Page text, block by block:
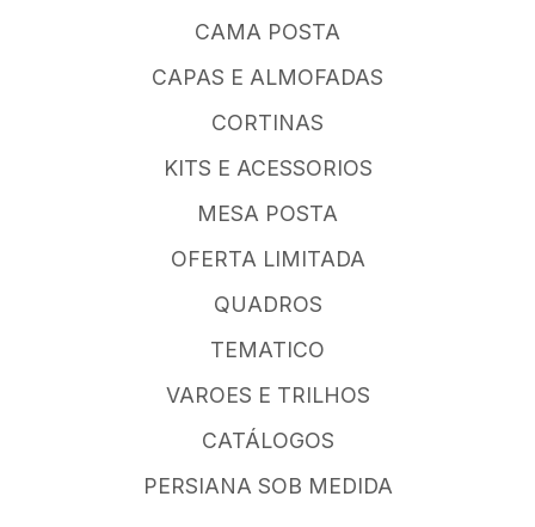
CAMA POSTA
CAPAS E ALMOFADAS
CORTINAS
KITS E ACESSORIOS
MESA POSTA
OFERTA LIMITADA
QUADROS
TEMATICO
VAROES E TRILHOS
CATÁLOGOS
PERSIANA SOB MEDIDA